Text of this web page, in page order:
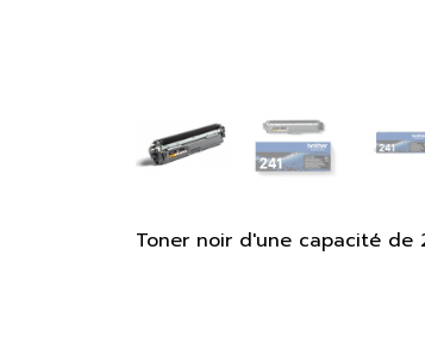
Toner noir d'une capacité de